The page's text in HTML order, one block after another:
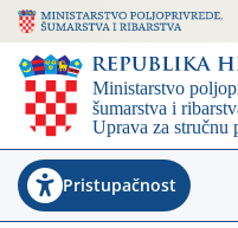
Pristupačnost